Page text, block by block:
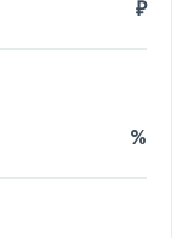
%
₽